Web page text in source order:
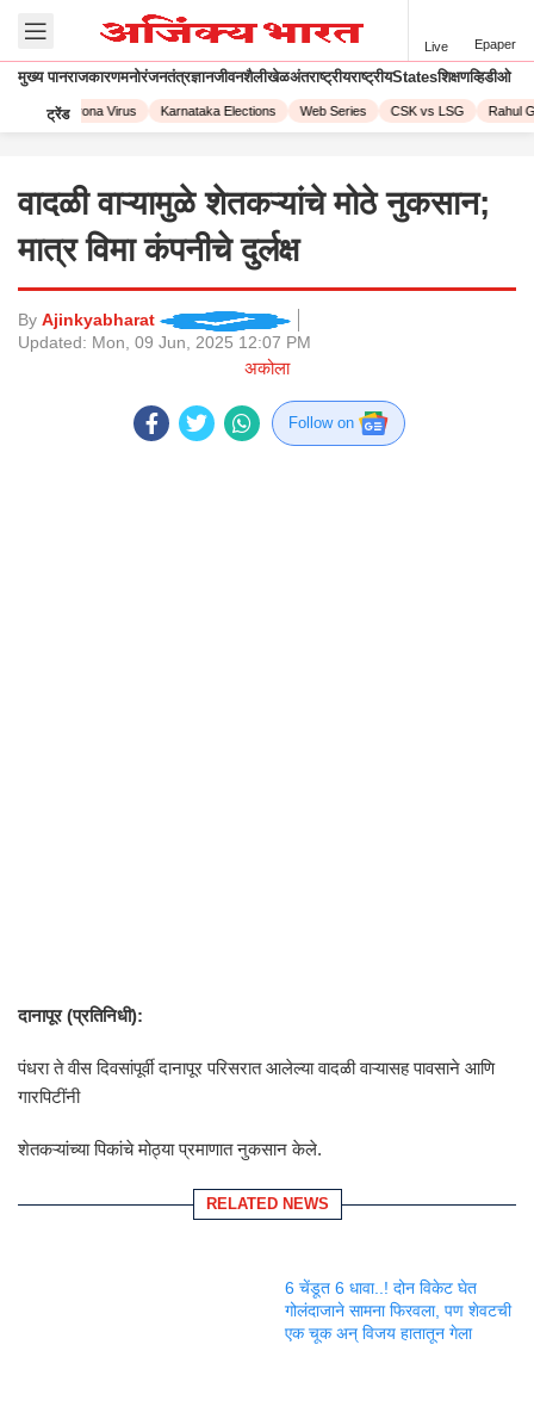
Live Epaper
मुख्य पानराजकारणमनोरंजनतंत्रज्ञानजीवनशैलीखेळअंतराष्ट्रीयराष्ट्रीयStatesशिक्षणव्हिडीओ
ट्रेंड
Corona Virus Karnataka Elections Web Series CSK vs LSG Rahul
वादळी वाऱ्यामुळे शेतकऱ्यांचे मोठे नुकसान;
मात्र विमा कंपनीचे दुर्लक्ष
By Ajinkyabharat
Updated: Mon, 09 Jun, 2025 12:07 PM
अकोला
Follow on
दानापूर (प्रतिनिधी):
पंधरा ते वीस दिवसांपूर्वी दानापूर परिसरात आलेल्या वादळी वाऱ्यासह पावसाने आणि
गारपिटींनी
शेतकऱ्यांच्या पिकांचे मोठ्या प्रमाणात नुकसान केले.
RELATED NEWS
6 चेंडूत 6 धावा..! दोन विकेट घेत
गोलंदाजाने सामना फिरवला, पण शेवटची
एक चूक अन् विजय हातातून गेला